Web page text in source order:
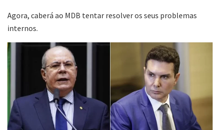
Agora, caberá ao MDB tentar resolver os seus problemas
internos.